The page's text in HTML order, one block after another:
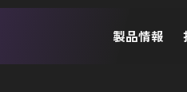
製品情報